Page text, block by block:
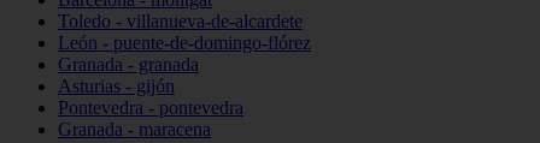
Toledo - villanueva-de-alcardete
León - puente-de-domingo-flórez
Granada - granada
Asturias - gijón
Pontevedra - pontevedra
Granada - maracena